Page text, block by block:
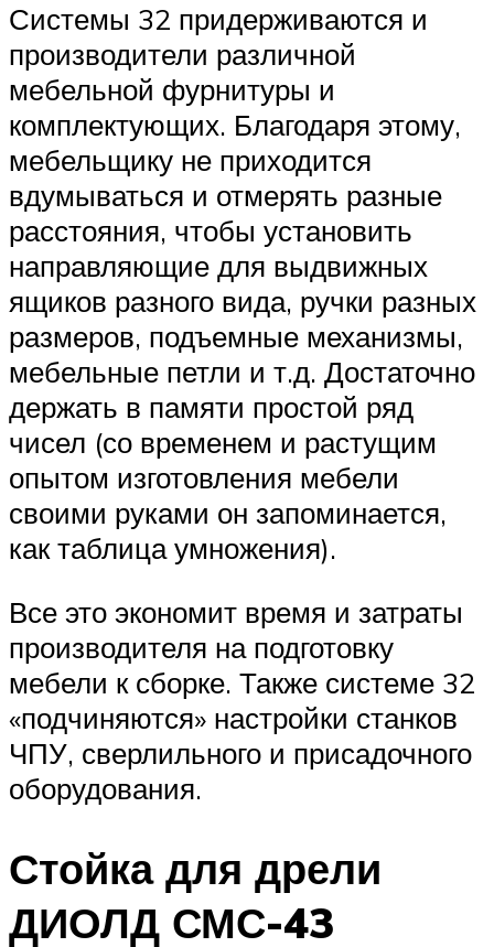
Системы 32 придерживаются и
производители различной
мебельной фурнитуры и
комплектующих. Благодаря этому,
мебельщику не приходится
вдумываться и отмерять разные
расстояния, чтобы установить
направляющие для выдвижных
ящиков разного вида, ручки разных
размеров, подъемные механизмы,
мебельные петли и т.д. Достаточно
держать в памяти простой ряд
чисел (со временем и растущим
опытом изготовления мебели
своими руками он запоминается,
как таблица умножения).
Все это экономит время и затраты
производителя на подготовку
мебели к сборке. Также системе 32
«подчиняются» настройки станков
ЧПУ, сверлильного и присадочного
оборудования.
Стойка для дрели
ДИОЛД СМС-43